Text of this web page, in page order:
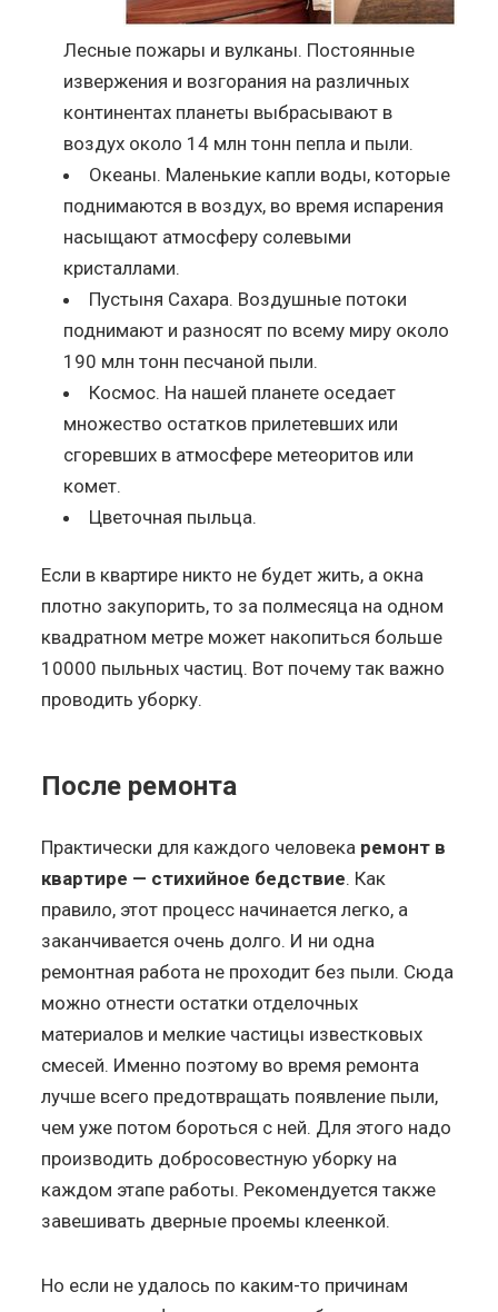
Лесные пожары и вулканы. Постоянные
извержения и возгорания на различных
континентах планеты выбрасывают в
воздух около 14 млн тонн пепла и пыли.
Океаны. Маленькие капли воды, которые
поднимаются в воздух, во время испарения
насыщают атмосферу солевыми
кристаллами.
Пустыня Сахара. Воздушные потоки
поднимают и разносят по всему миру около
190 млн тонн песчаной пыли.
Космос. На нашей планете оседает
множество остатков прилетевших или
сгоревших в атмосфере метеоритов или
комет.
Цветочная пыльца.
Если в квартире никто не будет жить, а окна
плотно закупорить, то за полмесяца на одном
квадратном метре может накопиться больше
10000 пыльных частиц. Вот почему так важно
проводить уборку.
После ремонта
Практически для каждого человека ремонт в
квартире — стихийное бедствие. Как
правило, этот процесс начинается легко, а
заканчивается очень долго. И ни одна
ремонтная работа не проходит без пыли. Сюда
можно отнести остатки отделочных
материалов и мелкие частицы известковых
смесей. Именно поэтому во время ремонта
лучше всего предотвращать появление пыли,
чем уже потом бороться с ней. Для этого надо
производить добросовестную уборку на
каждом этапе работы. Рекомендуется также
завешивать дверные проемы клеенкой.
Но если не удалось по каким-то причинам